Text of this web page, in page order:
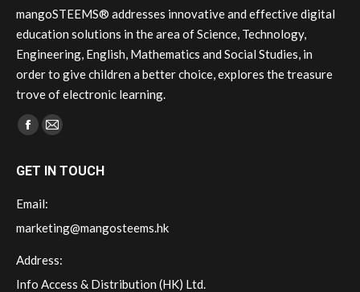
mangoSTEEMS® addresses innovative and effective digital
education solutions in the area of Science, Technology,
Engineering, English, Mathematics and Social Studies, in
order to give children a better choice, explores the treasure
trove of electronic learning.
Find us on:
Facebook
opens
window
Mail
opens
window
GET IN TOUCH
Email:
marketing@mangosteems.hk
Address:
Info Access & Distribution (HK) Ltd.